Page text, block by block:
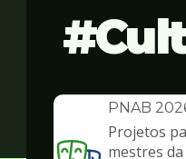
PNAB
Projetos
mestres da